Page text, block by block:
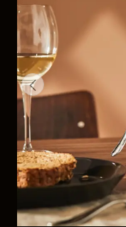
Franke
@franke.uy
Fima Carlo
Frattini
@fima.uruguay
Linie Design